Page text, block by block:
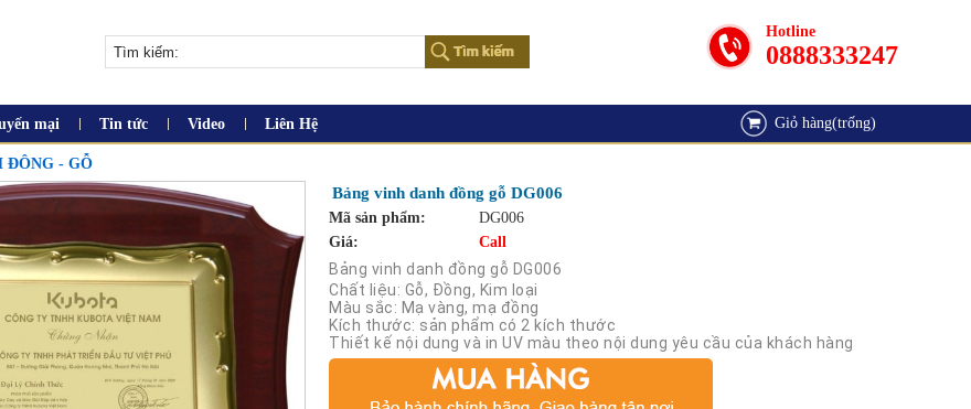
Hotline
0888333247
mại Tin tức Video Liên Hệ Giỏ hàng(trống)
ĐÔNG - GỖ
Bảng vinh danh đồng gỗ DG006
Mã sản phẩm:
DG006
Giá:
Call
Bảng vinh danh đồng gỗ DG006
Chất liệu: Gỗ, Đồng, Kim loại
Màu sắc: Mạ vàng, mạ đồng
Kích thước: sản phẩm có 2 kích thước
Thiết kế nội dung và in UV màu theo nội dung yêu cầu của khách hàng